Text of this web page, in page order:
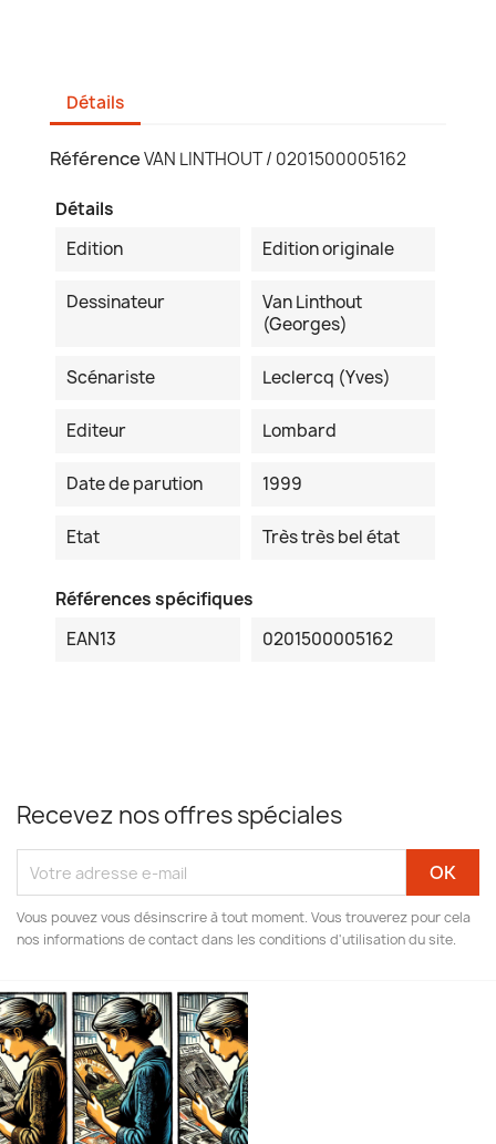
Détails
RéférenceVAN LINTHOUT / 0201500005162
Détails
Edition
Edition originale
Dessinateur
Van Linthout
(Georges)
Scénariste Leclercq (Yves)
Editeur Lombard
Date de parution 1999
Etat Très très bel état
Références spécifiques
EAN13
0201500005162
Recevez nos offres spéciales
Vous pouvez vous désinscrire à tout moment. Vous trouverez pour cela
nos informations de contact dans les conditions d'utilisation du site.